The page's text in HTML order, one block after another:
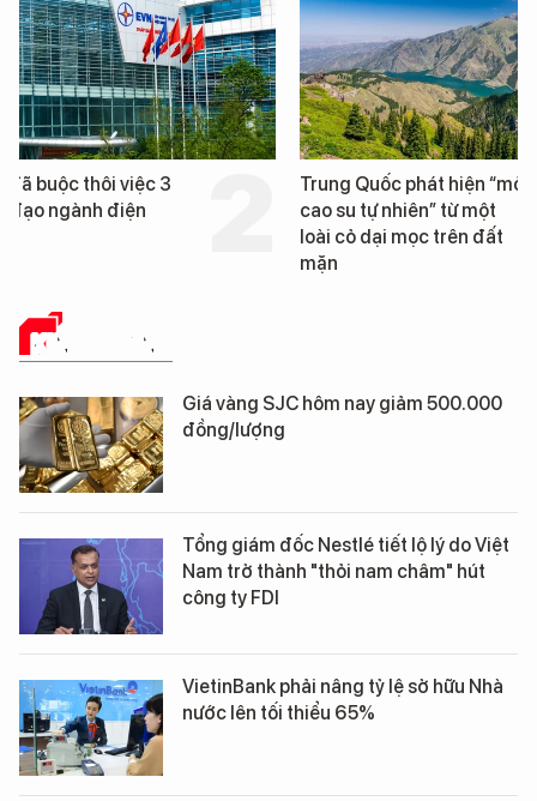
Trung Quốc phát hiện “mỏ
cao su tự nhiên” từ một
Loạt dự án bất động
Đà Nẵng sắp bị kiểm
KINH DOANH
Giá vàng SJC hôm nay giảm 500.000
đồng/lượng
Tổng giám đốc Nestlé tiết lộ lý do Việt
Nam trở thành "thỏi nam châm" hút
công ty FDI
VietinBank phải nâng tỷ lệ sở hữu Nhà
nước lên tối thiểu 65%